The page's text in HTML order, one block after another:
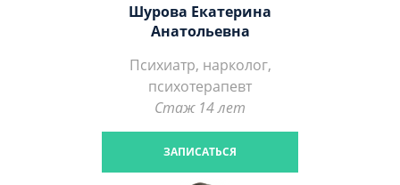
Шурова Екатерина
Анатольевна
Психиатр, нарколог,
психотерапевт
Стаж 14 лет
ЗАПИСАТЬСЯ